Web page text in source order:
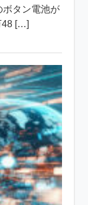
ボタン電池が
48 […]